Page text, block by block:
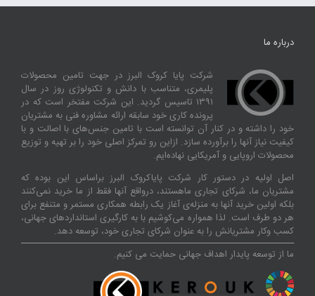
درباره ما
شرکت پایا کروک البرز در جهت تامین محصولات
پلیمری، متناسب با دانش و تکنولوژی روز در سال
۱۳۹۱ تاسیس گردید. این شرکت مفتخر است که در
پرونده کاری خود سابقه ارائه مشاوره فنی به مشتریان
خود را داشته و در کنار آن توانسته‌ است با تامین جنس‌های با اصالت و با
کیفیت نیاز آنها را برآورده سازد. ازاین‌ رو تمرکز اصلی خود را بر تهیه و توزیع
محصولات اروپایی و آمریکایی نهاده‌ایم.
اصل اولیه در دستور کار شرکت پایاکروک البرز براساس این بوده که
مشتریان ما، شرکای تجاری ماهستند، درواقع آنها فقط از ما خرید نمی‌کنند
بلکه اولین خرید آنها به منزله‌ی آغاز یک رابطه همکاری مستمر و متنفع برای
هر دو طرف است. لذا همواره می‌کوشیم با به کارگیری استانداردهای جهانی،
کسب‌ و‌کار مشتریانش را به عنوان شرکای تجاری خود، توسعه دهد.
ما از توسعه پایدار اهداف جهانی حمایت می کنیم.